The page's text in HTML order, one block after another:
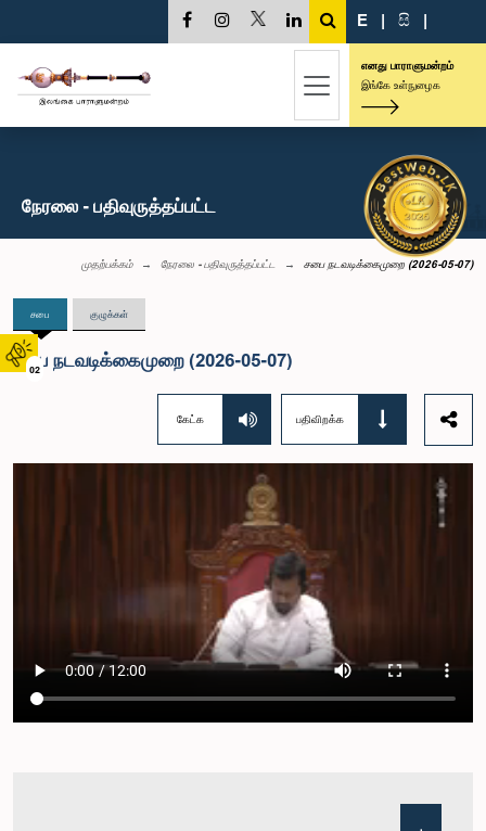
02
E | සි |
எனது பாராளுமன்றம்
இங்கே உள்நுழைக
நேரலை - பதிவுருத்தப்பட்ட
முதற்பக்கம் நேரலை - பதிவுருத்தப்பட்ட சபை நடவடிக்கைமுறை (2026-05-07)
சபை குழுக்கள்
சபை நடவடிக்கைமுறை (2026-05-07)
கேட்க பதிவிறக்க